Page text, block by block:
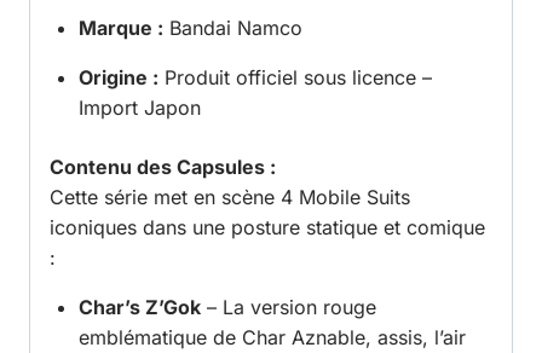
Marque : Bandai Namco
Origine : Produit officiel sous licence –
Import Japon
Contenu des Capsules :
Cette série met en scène 4 Mobile Suits
iconiques dans une posture statique et comique
:
Char’s Z’Gok – La version rouge
emblématique de Char Aznable, assis, l’air